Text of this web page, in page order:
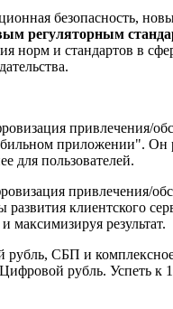
безопасность,
регуляторным
норм и стандартов в
привлечения/
приложении". Он
для пользователей.
привлечения/
клиентского
максимизируя результат.
СБП и
рубль. Успеть к